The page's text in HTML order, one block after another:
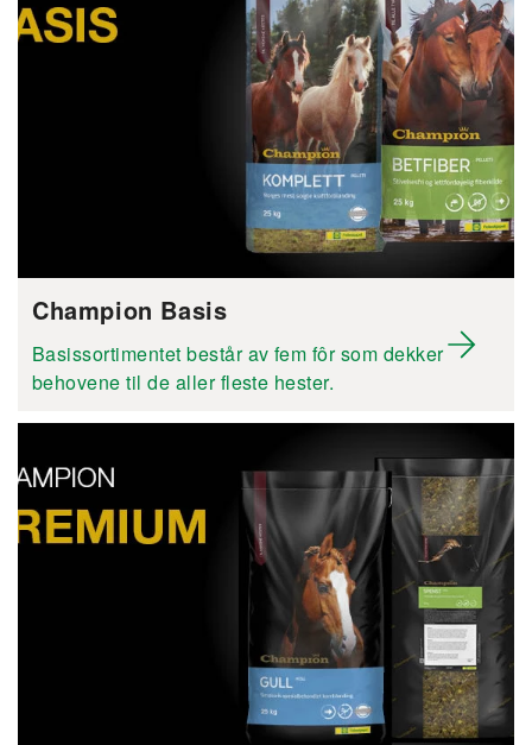
Champion Basis
Basissortimentet består av fem fôr som dekker
behovene til de aller fleste hester.